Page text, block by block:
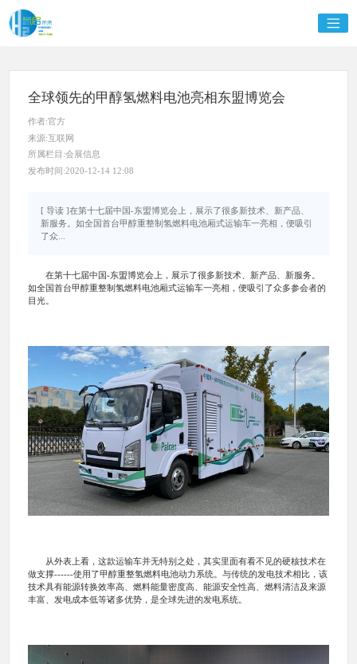
全球领先的甲醇氢燃料电池亮相东盟博览会
作者:官方
来源:互联网
所属栏目:会展信息
发布时间:2020-12-14 12:08
[ 导读 ]在第十七届中国-东盟博览会上，展示了很多新技术、新产品、
新服务。如全国首台甲醇重整制氢燃料电池厢式运输车一亮相，便吸引
了众...
在第十七届中国-东盟博览会上，展示了很多新技术、新产品、新服务。
如全国首台甲醇重整制氢燃料电池厢式运输车一亮相，便吸引了众多参会者的
目光。
从外表上看，这款运输车并无特别之处，其实里面有看不见的硬核技术在
做支撑------使用了甲醇重整氢燃料电池动力系统。与传统的发电技术相比，该
技术具有能源转换效率高、燃料能量密度高、能源安全性高、燃料清洁及来源
丰富、发电成本低等诸多优势，是全球先进的发电系统。